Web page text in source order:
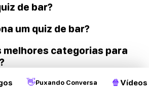
de bar?
um quiz de bar?
melhores categorias para
um quiz de bar em casa?
👋Puxando Conversa 🍿 Vídeos